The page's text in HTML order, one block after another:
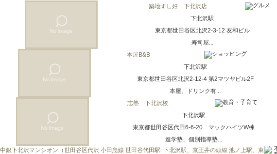
築地すし好 下北沢店
下北沢駅
東京都世田谷区北沢2-3-12 友和ビル
寿司屋...
本屋B&B
下北沢駅
東京都世田谷区北沢2-12-4 第2マツヤビル2F
本屋、ドリンク有...
志塾 下北沢校
下北沢駅
東京都世田谷区代田6-6-20 マックハイツW棟
進学塾、個別指導塾...
中銀下北沢マンシオン（世田谷区代沢 小田急線 世田谷代田駅･下北沢駅、京王井の頭線 池ノ上駅、東